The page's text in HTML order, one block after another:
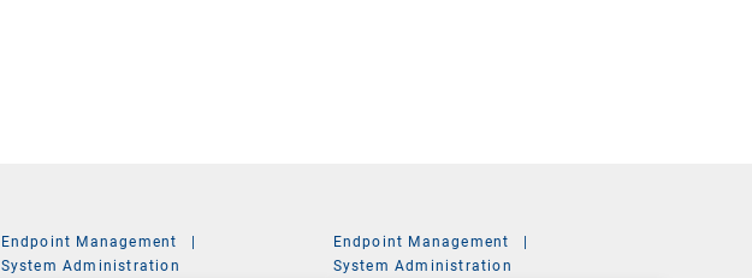
Endpoint Management
|
System Administration
Endpoint Management
|
System Administration